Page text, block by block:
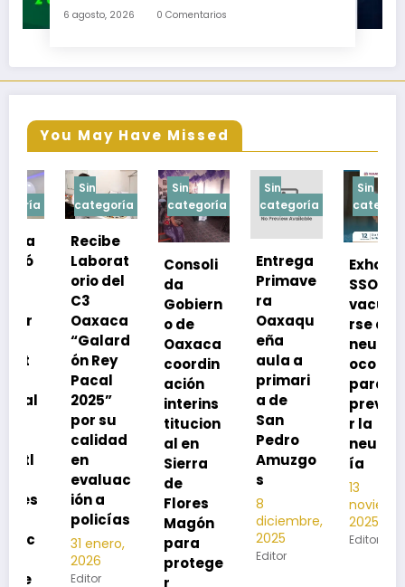
Escondido, Ixtepec y en la Matriz Juchitán.
6 agosto, 2026 0 Comentarios
You May Have Missed
Sin
categoría
Recibe
Laborat
orio del
Oaxaca
“Galard
ón Rey
2025”
calidad
en
evaluac
ión a
policías
31 enero,
Editor
Sin
categoría
Consoli
da
Gobiern
o de
Oaxaca
coordin
interins
titucion
al en
de
Magón
para
protege
Sin
categoría
Entrega
Primave
ra
Oaxaqu
eña
aula a
primari
a de
San
Amuzgo
8
diciembre,
Editor
categoría
Exhorta
SSO a
vacuna
rse de
neumoc
oco
para
preveni
neumon
ía
noviembre,
2025